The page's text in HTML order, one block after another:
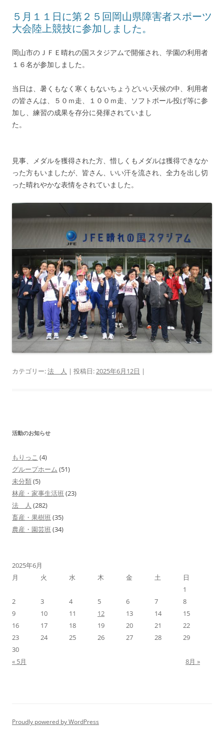
５月１１日に第２５回岡山県障害者スポーツ
大会陸上競技に参加しました。
岡山市のＪＦＥ晴れの国スタジアムで開催され、学園の利用者
１６名が参加しました。
当日は、暑くもなく寒くもないちょうどいい天候の中、利用者
の皆さんは、５０ｍ走、１００ｍ走、ソフトボール投げ等に参
加し、練習の成果を存分に発揮されていまし
た。
見事、メダルを獲得された方、惜しくもメダルは獲得できなか
った方もいましたが、皆さん、いい汗を流され、全力を出し切
った晴れやかな表情をされていました。
カテゴリー:法 人 | 投稿日:2025年6月12日 |
活動のお知らせ
もりっこ (4)
グループホーム (51)
未分類(5)
林産・家事生活班(23)
法 人 (282)
畜産・果樹班(35)
農産・園芸班(34)
2025年6月
月
火 水 木 金 土
日
1
2
3 4 5 6 7
8
9
10 11 12 13 14
15
16
17 18 19 20 21
22
23
24 25 26 27 28
29
30
« 5月
8月 »
Proudly powered by WordPress